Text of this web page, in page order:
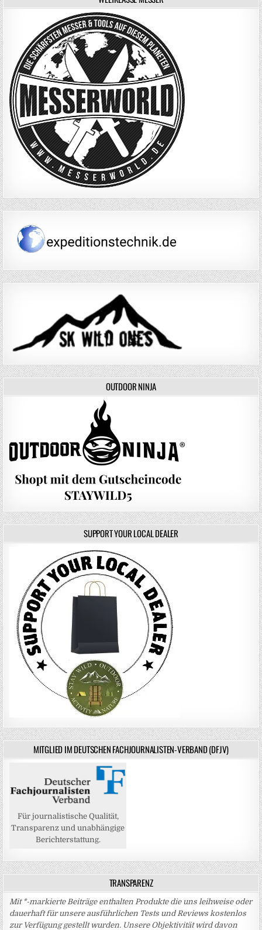
OUTDOOR NINJA
SUPPORT YOUR LOCAL DEALER
MITGLIED IM DEUTSCHEN FACHJOURNALISTEN-VERBAND (DFJV)
Für journalistische Qualität,
Transparenz und unabhängige
Berichterstattung.
TRANSPARENZ
Mit *-markierte Beiträge enthalten Produkte die uns leihweise oder
dauerhaft für unsere ausführlichen Tests und Reviews kostenlos
zur Verfügung gestellt wurden. Unsere Objektivität wird davon